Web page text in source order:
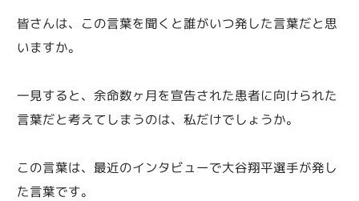
皆さんは、この言葉を聞くと誰がいつ発した言葉だと思
いますか。
一見すると、余命数ヶ月を宣告された患者に向けられた
言葉だと考えてしまうのは、私だけでしょうか。
この言葉は、最近のインタビューで大谷翔平選手が発し
た言葉です。